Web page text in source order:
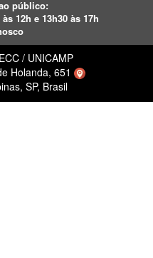
público:
12h e 13h30 às 17h
/ UNICAMP
Holanda, 651
SP, Brasil